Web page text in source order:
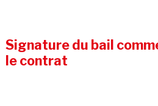
Signature du bail
le contrat